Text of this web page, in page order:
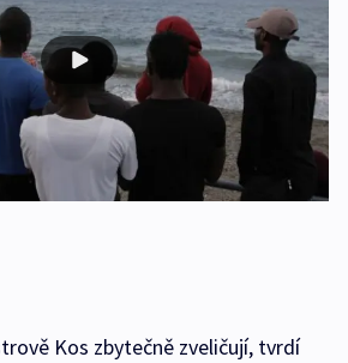
Kos zbytečně zveličují, tvrdí